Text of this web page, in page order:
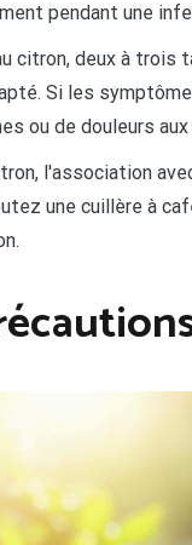
pendant une
citron, deux à trois
Si les
ou de douleurs
l'association
une cuillère à